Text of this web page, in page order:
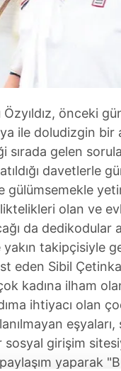
önceki
ile doludizgin bir
gelen
davetlerle
gülümsemekle
olan ve
da dedikodular
takipçisiyle
eden Sibil
kadına ilham
ihtiyacı olan
girişim
yaparak